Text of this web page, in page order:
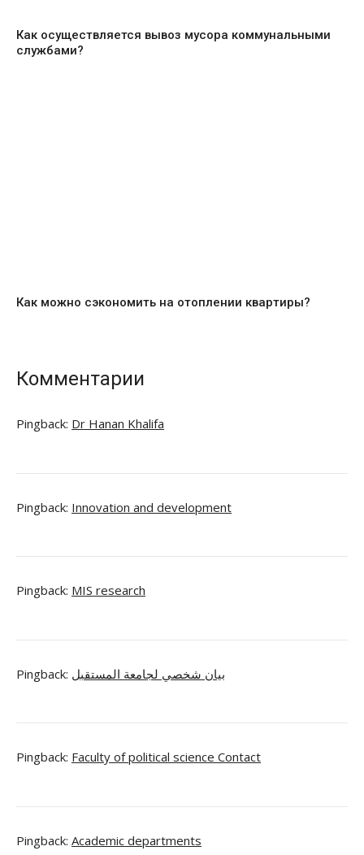
Как осуществляется вывоз мусора коммунальными
службами?
Как можно сэкономить на отоплении квартиры?
Комментарии
Pingback: Dr Hanan Khalifa
Pingback: Innovation and development
Pingback: MIS research
Pingback: بيان شخصي لجامعة المستقبل
Pingback: Faculty of political science Contact
Pingback: Academic departments